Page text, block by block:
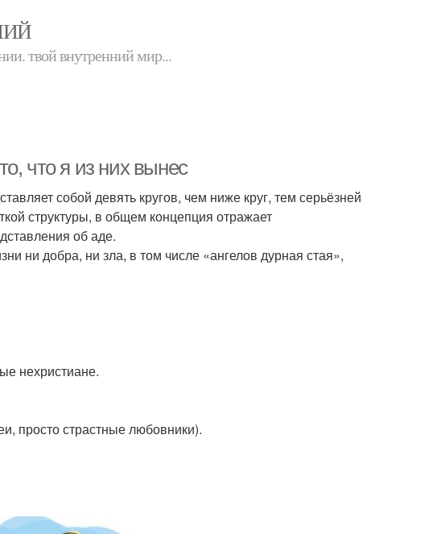
твой внутренний мир...
что я из них вынес
собой девять кругов, чем ниже круг, тем серьёзней
структуры, в общем концепция отражает
об аде.
ни добра, ни зла, в том числе «ангелов дурная стая»,
нехристиане.
просто страстные любовники).